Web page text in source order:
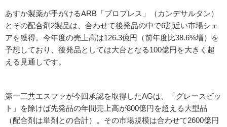
あすか製薬が手がけるARB「ブロプレス」（カンデサルタン）
とその配合剤2製品は、合わせて後発品の中で6割近い市場シェ
アを獲得。今年度の売上高は126.3億円（前年度比38.6%増）を
予想しており、後発品としては大台となる100億円を大きく超
える見通しです。
第一三共エスファが今回承認を取得したAGは、「グレースビッ
ト」を除けば先発品の年間売上高が800億円を超える大型品
（配合剤は単剤との合計）。その市場規模は合わせて2600億円